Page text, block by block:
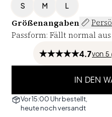
S M L
Größenangaben
Passform: Fällt normal aus
4.7von 5
IN DEN
Vor 15:00 Uhr bestellt,
heute noch versandt